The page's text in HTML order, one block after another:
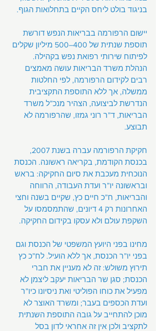
בניגוד בולט ליחס הקיים בתחלואות הגוף.
יישום הרפורמה בבריאות הנפש דורשת
תוספת שנתית של 400–500 מיליון שקלים
לפיתוח שירותי רפואת נפש בקהילה.
הנהלת משרד הבריאות עושה מאמצים
רבים לקידום הרפורמה, לפי החלטות
ממשלה, אך ללא התוספת התקציבית
הנדרשת לביצועה, הצהיר מנכ”ל משרד
הבריאות, ד”ר רוני גמזו, שהרפורמה לא
תבוצע.
חקיקת הרפורמה עברה בשנת 2007,
בכנסת הקודמת, בקריאה ראשונה. הכנסת
הנוכחית מעכבת את סיום החקיקה: בראש
ובראשונה יו”ר ועדת העבודה, הרווחה
והבריאות, ח”כ חיים כץ, שקיים בשנה וחצי
האחרונות רק 4 דיונים, שהתמסמסו על
השקפת עולם ולא עסקו בקידום החקיקה.
מחינו בפני היועץ המשפטי של הכנסת וגם
בפני יו”ר הכנסת, אך ללא הועיל. לח”כ כץ
תירוץ משולש: זה לא מעניין את חברי
הכנסת; סגן שר הבריאות יעקב ליצמן לא
מפעיל את כוחו הפוליטי ואת ניסיונו כיו”ר
ועדת הכספים בעבר; ומשרד האוצר לא
מוכן להתחייב על גובה התוספת השנתית
לתקציב ולכן אין זה אחראי לדון בסל